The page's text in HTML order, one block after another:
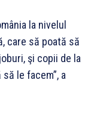
la nivelul
care să poată să
şi copii de la
le facem”, a